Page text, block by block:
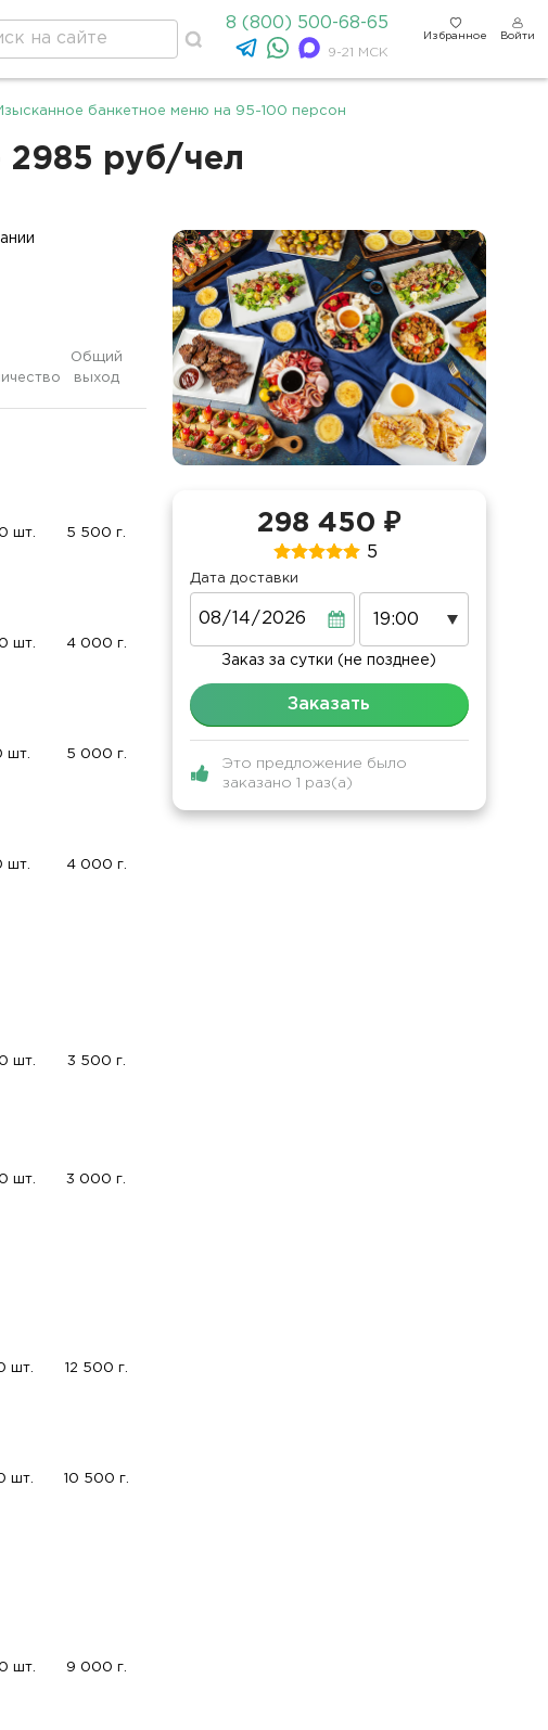
8 (800) 500-68-65
9-21 МСК
Избранное Войти
банкетное меню на 95-100 персон
2985 руб/чел
Общий
выход
шт. 5 500 г.
шт. 4 000 г.
шт. 5 000 г.
шт. 4 000 г.
шт. 3 500 г.
шт. 3 000 г.
шт. 12 500 г.
шт. 10 500 г.
шт. 9 000 г.
298 450 ₽
5
Дата доставки
Заказ за сутки (не позднее)
Заказать
Это предложение было
заказано 1 раз(а)